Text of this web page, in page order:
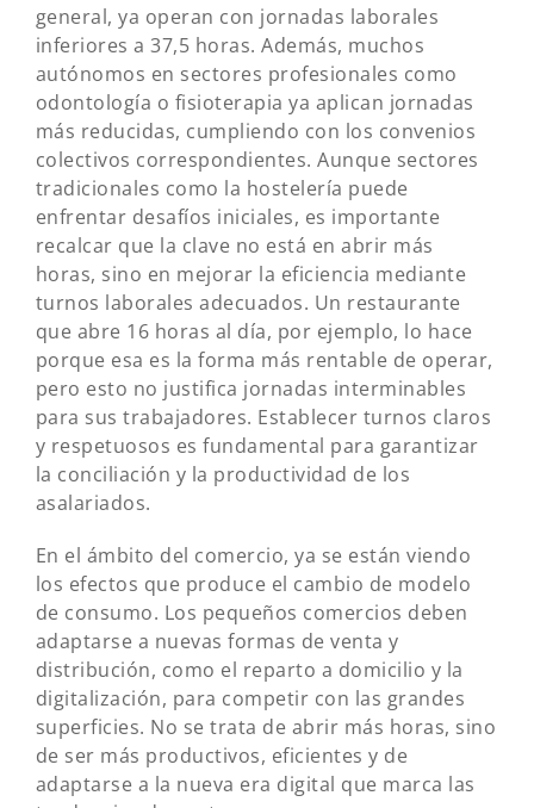
general, ya operan con jornadas laborales
inferiores a 37,5 horas. Además, muchos
autónomos en sectores profesionales como
odontología o fisioterapia ya aplican jornadas
más reducidas, cumpliendo con los convenios
colectivos correspondientes. Aunque sectores
tradicionales como la hostelería puede
enfrentar desafíos iniciales, es importante
recalcar que la clave no está en abrir más
horas, sino en mejorar la eficiencia mediante
turnos laborales adecuados. Un restaurante
que abre 16 horas al día, por ejemplo, lo hace
porque esa es la forma más rentable de operar,
pero esto no justifica jornadas interminables
para sus trabajadores. Establecer turnos claros
y respetuosos es fundamental para garantizar
la conciliación y la productividad de los
asalariados.
En el ámbito del comercio, ya se están viendo
los efectos que produce el cambio de modelo
de consumo. Los pequeños comercios deben
adaptarse a nuevas formas de venta y
distribución, como el reparto a domicilio y la
digitalización, para competir con las grandes
superficies. No se trata de abrir más horas, sino
de ser más productivos, eficientes y de
adaptarse a la nueva era digital que marca las